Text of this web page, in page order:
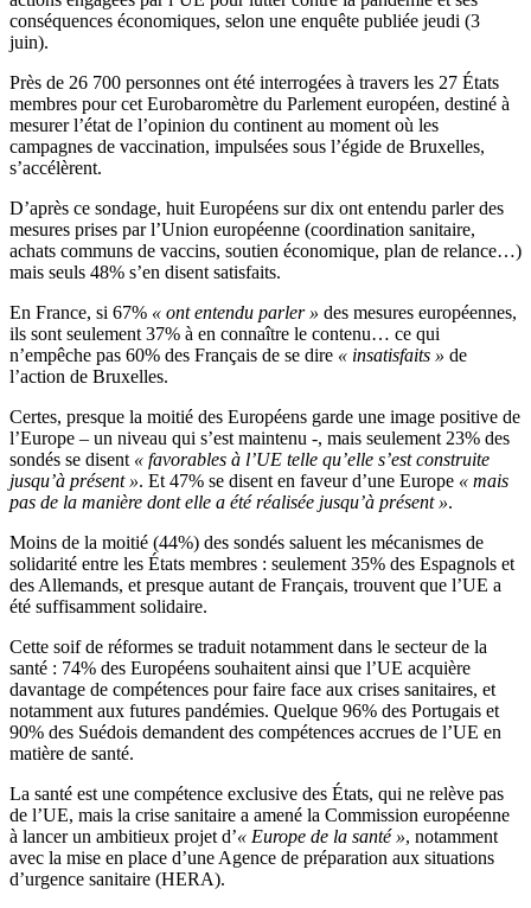
conséquences économiques, selon une enquête publiée jeudi (3
juin).
Près de 26 700 personnes ont été interrogées à travers les 27 États
membres pour cet Eurobaromètre du Parlement européen, destiné à
mesurer l’état de l’opinion du continent au moment où les
campagnes de vaccination, impulsées sous l’égide de Bruxelles,
s’accélèrent.
D’après ce sondage, huit Européens sur dix ont entendu parler des
mesures prises par l’Union européenne (coordination sanitaire,
achats communs de vaccins, soutien économique, plan de relance…)
mais seuls 48% s’en disent satisfaits.
En France, si 67% « ont entendu parler » des mesures européennes,
ils sont seulement 37% à en connaître le contenu… ce qui
n’empêche pas 60% des Français de se dire « insatisfaits » de
l’action de Bruxelles.
Certes, presque la moitié des Européens garde une image positive de
l’Europe – un niveau qui s’est maintenu -, mais seulement 23% des
sondés se disent « favorables à l’UE telle qu’elle s’est construite
jusqu’à présent ». Et 47% se disent en faveur d’une Europe « mais
pas de la manière dont elle a été réalisée jusqu’à présent ».
Moins de la moitié (44%) des sondés saluent les mécanismes de
solidarité entre les États membres : seulement 35% des Espagnols et
des Allemands, et presque autant de Français, trouvent que l’UE a
été suffisamment solidaire.
Cette soif de réformes se traduit notamment dans le secteur de la
santé : 74% des Européens souhaitent ainsi que l’UE acquière
davantage de compétences pour faire face aux crises sanitaires, et
notamment aux futures pandémies. Quelque 96% des Portugais et
90% des Suédois demandent des compétences accrues de l’UE en
matière de santé.
La santé est une compétence exclusive des États, qui ne relève pas
de l’UE, mais la crise sanitaire a amené la Commission européenne
à lancer un ambitieux projet d’« Europe de la santé », notamment
avec la mise en place d’une Agence de préparation aux situations
d’urgence sanitaire (HERA).